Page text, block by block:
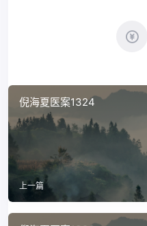
倪海夏医案1324
上一篇